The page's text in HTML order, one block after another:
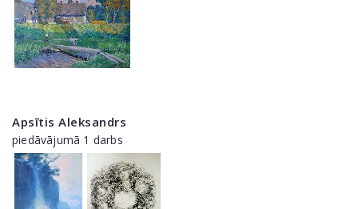
Apsītis Aleksandrs
piedāvājumā 1 darbs